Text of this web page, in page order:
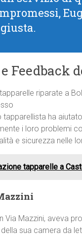
Feedback
riparate a
tapparellista ha
i loro problemi
e sicurezza nelle
tapparelle a
Via Mazzini, aveva
sua camera da